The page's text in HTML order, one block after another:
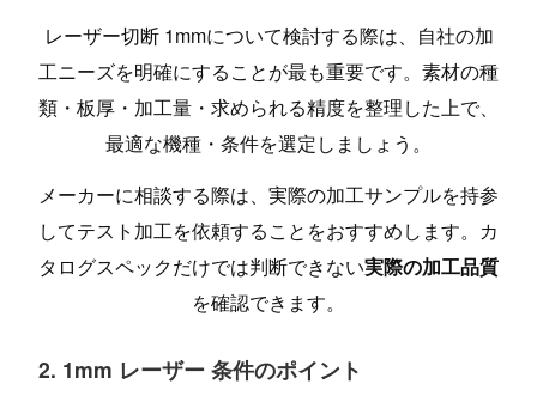
レーザー切断 1mmについて検討する際は、自社の加
工ニーズを明確にすることが最も重要です。素材の種
類・板厚・加工量・求められる精度を整理した上で、
最適な機種・条件を選定しましょう。
メーカーに相談する際は、実際の加工サンプルを持参
してテスト加工を依頼することをおすすめします。カ
タログスペックだけでは判断できない実際の加工品質
を確認できます。
2. 1mm レーザー 条件のポイント